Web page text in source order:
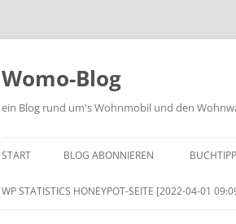
Zum
Womo-Blog
ein Blog rund um's Wohnmobil und den
START BLOG ABONNIEREN
WP STATISTICS HONEYPOT-SEITE [2022-04-01